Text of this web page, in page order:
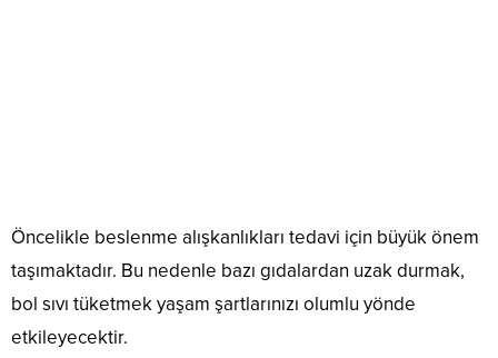
Öncelikle beslenme alışkanlıkları tedavi için büyük önem
taşımaktadır. Bu nedenle bazı gıdalardan uzak durmak,
bol sıvı tüketmek yaşam şartlarınızı olumlu yönde
etkileyecektir.